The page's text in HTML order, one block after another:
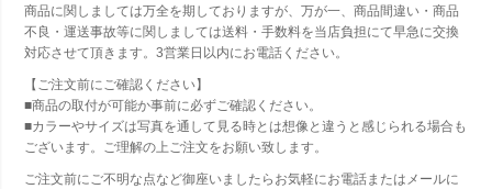
商品に関しましては万全を期しておりますが、万が一、商品間違い・商品
不良・運送事故等に関しましては送料・手数料を当店負担にて早急に交換
対応させて頂きます。3営業日以内にお電話ください。
【ご注文前にご確認ください】
■商品の取付が可能か事前に必ずご確認ください。
■カラーやサイズは写真を通して見る時とは想像と違うと感じられる場合も
ございます。ご理解の上ご注文をお願い致します。
ご注文前にご不明な点など御座いましたらお気軽にお電話またはメールに